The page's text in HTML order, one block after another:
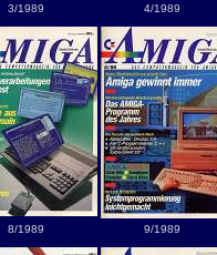
3/1989 4/1989
8/1989 9/1989